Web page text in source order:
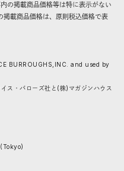
の掲載商品価格等は特に表示がない
載商品価格は、原則税込価格で表
BURROUGHS,INC. and used by
ス・バローズ社と(株)マガジンハウス